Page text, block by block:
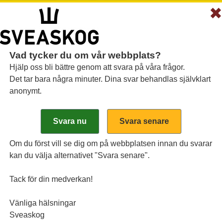
skog: Hur
fortsatt stort problem i flera delar av Sverige.
virkesköpare. Men det finns utrymme att
sommaren finns det skäl att se upp för nya
avverkning när det är vinter och kallt, säger
✖
Vad tycker du om vår webbplats?
Hjälp oss bli bättre genom att svara på våra frågor.
Det tar bara några minuter. Dina svar behandlas självklart
anonymt.
Om du först vill se dig om på webbplatsen innan du svarar
kan du välja alternativet "Svara senare".
Tack för din medverkan!
Vänliga hälsningar
Sveaskog